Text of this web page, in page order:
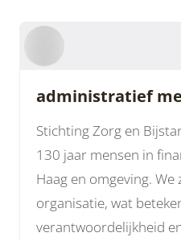
administratief
Stichting Zorg en
130 jaar mensen in
Haag en omgeving. We
organisatie, wat
verantwoordelijkheid